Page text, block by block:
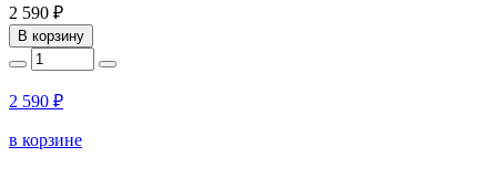
2 590 ₽
В корзину
2 590 ₽
в корзине